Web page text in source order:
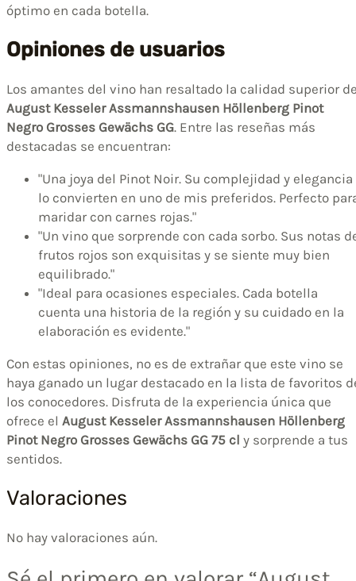
óptimo en cada botella.
Opiniones de usuarios
Los amantes del vino han resaltado la calidad superior
August Kesseler Assmannshausen Höllenberg Pinot
Negro Grosses Gewächs GG. Entre las reseñas más
destacadas se encuentran:
"Una joya del Pinot Noir. Su complejidad y elegancia
lo convierten en uno de mis preferidos. Perfecto
maridar con carnes rojas."
"Un vino que sorprende con cada sorbo. Sus notas
frutos rojos son exquisitas y se siente muy bien
equilibrado."
"Ideal para ocasiones especiales. Cada botella
cuenta una historia de la región y su cuidado en la
elaboración es evidente."
Con estas opiniones, no es de extrañar que este vino se
haya ganado un lugar destacado en la lista de favoritos
los conocedores. Disfruta de la experiencia única que
ofrece el August Kesseler Assmannshausen Höllenberg
Pinot Negro Grosses Gewächs GG 75 cl y sorprende a tus
sentidos.
Valoraciones
No hay valoraciones aún.